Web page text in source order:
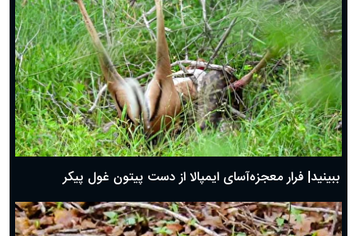
ببینید| فرار معجزه‌آسای ایمپالا از دست پیتون غول پیکر